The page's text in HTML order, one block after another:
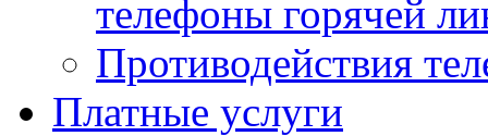
телефоны горячей
Противодействия
Платные услуги